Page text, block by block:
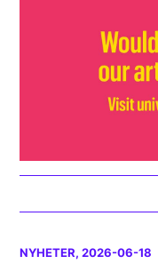
NYHETER, 2026-06-18